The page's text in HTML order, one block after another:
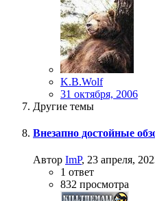
K.B.Wolf
31 октября, 2006
Другие темы
Внезапно достойные
Автор ImP, 23 апреля,
1 ответ
832 просмотра